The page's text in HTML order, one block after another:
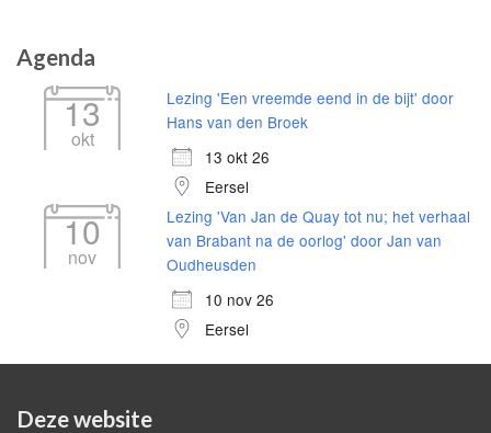
Agenda
13
okt
Lezing 'Een vreemde eend in de bijt' door
Hans van den Broek
13 okt 26
Eersel
10
nov
Lezing 'Van Jan de Quay tot nu; het verhaal
van Brabant na de oorlog' door Jan van
Oudheusden
10 nov 26
Eersel
Deze website